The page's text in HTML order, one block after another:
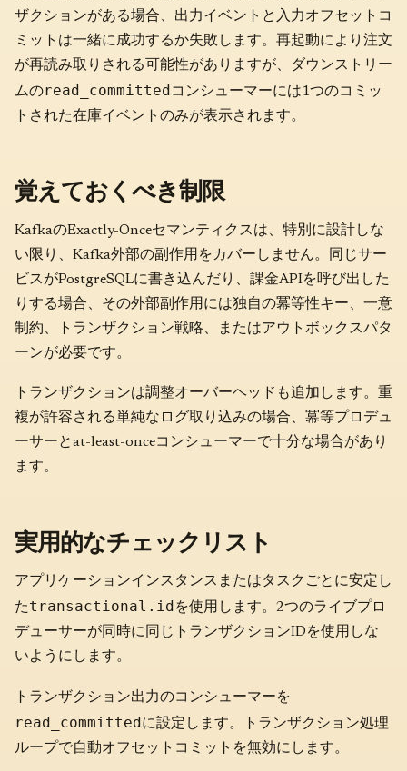
ザクションがある場合、出力イベントと入力オフセットコ
ミットは一緒に成功するか失敗します。再起動により注文
が再読み取りされる可能性がありますが、ダウンストリー
ムのread_committedコンシューマーには1つのコミッ
トされた在庫イベントのみが表示されます。
覚えておくべき制限
KafkaのExactly-Onceセマンティクスは、特別に設計しな
い限り、Kafka外部の副作用をカバーしません。同じサー
ビスがPostgreSQLに書き込んだり、課金APIを呼び出した
りする場合、その外部副作用には独自の冪等性キー、一意
制約、トランザクション戦略、またはアウトボックスパタ
ーンが必要です。
トランザクションは調整オーバーヘッドも追加します。重
複が許容される単純なログ取り込みの場合、冪等プロデュ
ーサーとat-least-onceコンシューマーで十分な場合があり
ます。
実用的なチェックリスト
アプリケーションインスタンスまたはタスクごとに安定し
たtransactional.id を使用します。2つのライブプロ
デューサーが同時に同じトランザクションIDを使用しな
いようにします。
トランザクション出力のコンシューマーを
read_committedに設定します。トランザクション処理
ループで自動オフセットコミットを無効にします。